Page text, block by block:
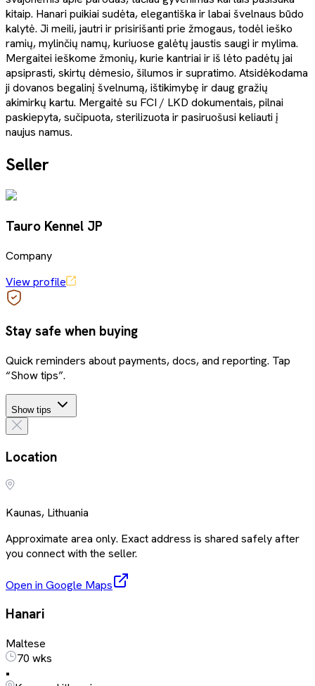
kitaip. Hanari puikiai sudėta, elegantiška ir labai švelnaus būdo
kalytė. Ji meili, jautri ir prisirišanti prie žmogaus, todėl ieško
ramių, mylinčių namų, kuriuose galėtų jaustis saugi ir mylima.
Mergaitei ieškome žmonių, kurie kantriai ir iš lėto padėtų jai
apsiprasti, skirtų dėmesio, šilumos ir supratimo. Atsidėkodama
ji dovanos begalinį švelnumą, ištikimybę ir daug gražių
akimirkų kartu. Mergaitė su FCI / LKD dokumentais, pilnai
paskiepyta, sučipuota, sterilizuota ir pasiruošusi keliauti į
naujus namus.
Seller
Tauro Kennel JP
Company
View profile
Stay safe when buying
Quick reminders about payments, docs, and reporting. Tap
“Show tips”.
Show tips
Location
Kaunas, Lithuania
Approximate area only. Exact address is shared safely after
you connect with the seller.
Open in Google Maps
Hanari
Maltese
70 wks
•